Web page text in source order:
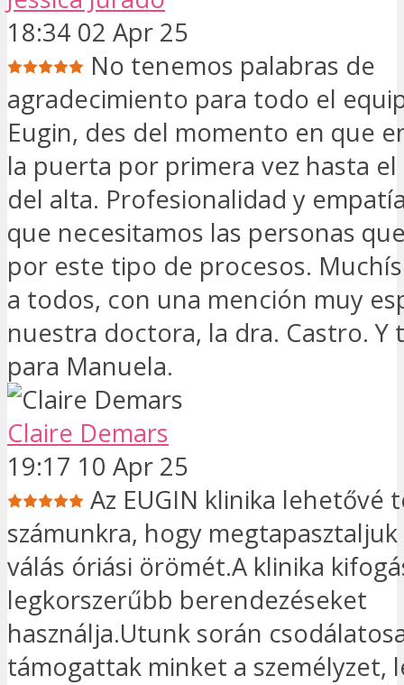
18:34 02 Apr 25
No tenemos palabras de
agradecimiento para todo el
Eugin, des del momento en que
la puerta por primera vez hasta
del alta. Profesionalidad y
que necesitamos las personas
por este tipo de procesos.
a todos, con una mención muy
nuestra doctora, la dra. Castro. Y
para Manuela.
Claire Demars
19:17 10 Apr 25
Az EUGIN klinika lehetővé
számunkra, hogy megtapasztaljuk
válás óriási örömét.A klinika
legkorszerűbb berendezéseket
használja.Utunk során
támogattak minket a személyzet,